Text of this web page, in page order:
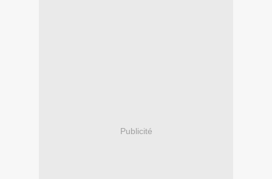
Publicité